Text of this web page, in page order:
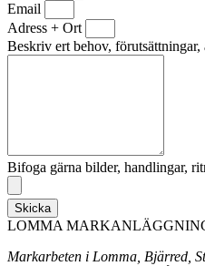
Email
Adress + Ort
Beskriv ert behov,
Bifoga gärna bilder, handlingar,
Skicka
LOMMA
Markarbeten i Lomma, Bjärred,